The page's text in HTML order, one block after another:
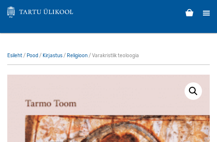
Esileht/ Pood / Kirjastus/ Religioon/ Varakristlik teoloogia